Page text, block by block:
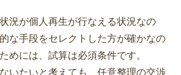
況が個人再生が行なえる状況なの
な手段をセレクトした方が確かなの
めには、試算は必須条件です。
いたいと考えても、任意整理の交渉